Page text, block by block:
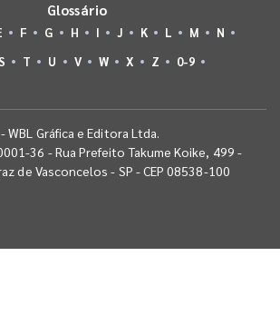
Glossário
F G H I J K L M
N
S T U V W X Z 0-9
Gráfica e Editora Ltda.
36 - Rua Prefeito Takume Koike, 499 -
de Vasconcelos - SP - CEP 08538-100